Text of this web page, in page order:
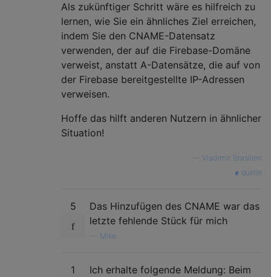
Als zukünftiger Schritt wäre es hilfreich zu
lernen, wie Sie ein ähnliches Ziel erreichen,
indem Sie den CNAME-Datensatz
verwenden, der auf die Firebase-Domäne
verweist, anstatt A-Datensätze, die auf von
der Firebase bereitgestellte IP-Adressen
verweisen.
Hoffe das hilft anderen Nutzern in ähnlicher
Situation!
Vladimir Brasilien
quelle
5
Das Hinzufügen des CNAME war das
letzte fehlende Stück für mich
Mike
1
Ich erhalte folgende Meldung: Beim